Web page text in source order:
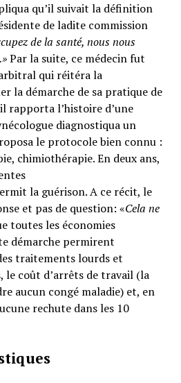
qu’il suivait la définition
de ladite commission
de la santé, nous nous
Par la suite, ce médecin fut
qui réitéra la
la démarche de sa pratique de
rapporta l’histoire d’une
diagnostiqua un
le protocole bien connu :
chimiothérapie. En deux ans,
la guérison. A ce récit, le
et pas de question: «Cela ne
toutes les économies
démarche permirent
traitements lourds et
le coût d’arrêts de travail (la
aucun congé maladie) et, en
rechute dans les 10